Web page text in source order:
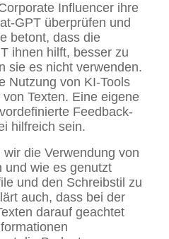
Influencer ihre
GPT überprüfen und
betont, dass die
ihnen hilft, besser zu
sie es nicht verwenden.
Nutzung von KI-Tools
Texten. Eine eigene
Feedback-
hilfreich sein.
die Verwendung von
und wie es genutzt
und den Schreibstil zu
auch, dass bei der
darauf geachtet